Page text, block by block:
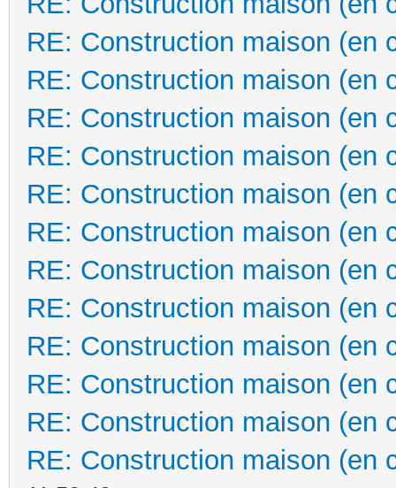
RE: Construction maison (en
RE: Construction maison (en
RE: Construction maison (en
RE: Construction maison (en
RE: Construction maison (en
RE: Construction maison (en
RE: Construction maison (en
RE: Construction maison (en
RE: Construction maison (en
RE: Construction maison (en
RE: Construction maison (en
RE: Construction maison (en